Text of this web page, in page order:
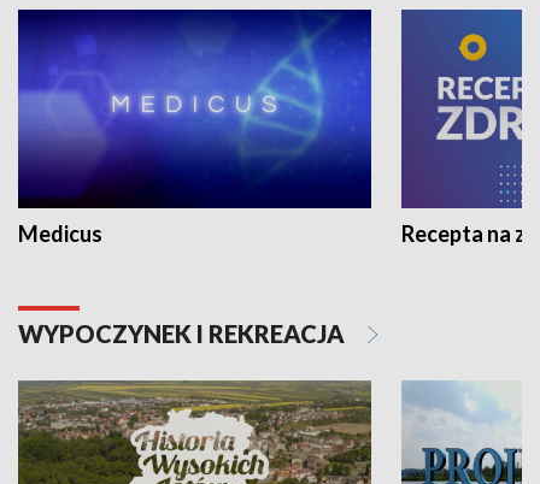
Medicus Recepta na
WYPOCZYNEK I REKREACJA